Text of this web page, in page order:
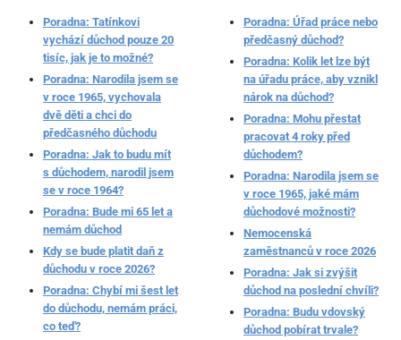
Poradna: Tatínkovi
vychází důchod pouze 20
tisíc, jak je to možné?
Poradna: Narodila jsem se
v roce 1965, vychovala
dvě děti a chci do
předčasného důchodu
Poradna: Jak to budu mít
s důchodem, narodil jsem
se v roce 1964?
Poradna: Bude mi 65 let a
nemám důchod
Kdy se bude platit daň z
důchodu v roce 2026?
Poradna: Chybí mi šest let
do důchodu, nemám práci,
co teď?
Poradna: Úřad práce nebo
předčasný důchod?
Poradna: Kolik let lze být
na úřadu práce, aby vznikl
nárok na důchod?
Poradna: Mohu přestat
pracovat 4 roky před
důchodem?
Poradna: Narodila jsem se
v roce 1965, jaké mám
důchodové možnosti?
Nemocenská
zaměstnanců v roce 2026
Poradna: Jak si zvýšit
důchod na poslední chvíli?
Poradna: Budu vdovský
důchod pobírat trvale?